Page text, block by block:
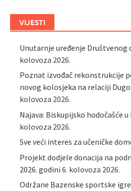
VIJESTI
Unutarnje uređenje Društvenog
kolovoza 2026.
Poznat izvođač rekonstrukcije
novog kolosjeka na relaciji Dugo
kolovoza 2026.
Najava: Biskupijsko hodočašće
kolovoza 2026.
Sve veći interes za učeničke
Projekt dodjele donacija na
2026. godini 6. kolovoza 2026.
Održane Bazenske sportske igre